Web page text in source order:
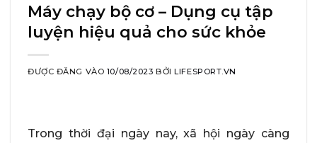
Máy chạy bộ cơ – Dụng cụ tập
luyện hiệu quả cho sức khỏe
ĐƯỢC ĐĂNG VÀO 10/08/2023 BỞILIFESPORT.VN
Trong thời đại ngày nay, xã hội ngày càng